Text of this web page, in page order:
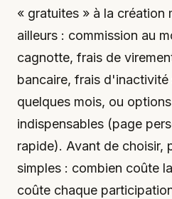
« gratuites » à la création
ailleurs : commission au
cagnotte, frais de
bancaire, frais
quelques mois, ou
indispensables (page
rapide). Avant de choisir,
simples : combien coûte
coûte chaque